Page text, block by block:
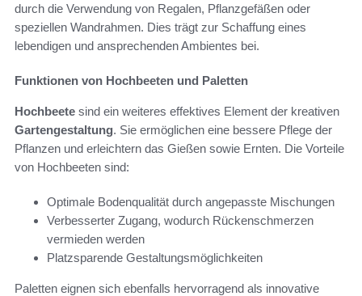
durch die Verwendung von Regalen, Pflanzgefäßen oder
speziellen Wandrahmen. Dies trägt zur Schaffung eines
lebendigen und ansprechenden Ambientes bei.
Funktionen von Hochbeeten und Paletten
Hochbeete sind ein weiteres effektives Element der kreativen
Gartengestaltung. Sie ermöglichen eine bessere Pflege der
Pflanzen und erleichtern das Gießen sowie Ernten. Die Vorteile
von Hochbeeten sind:
Optimale Bodenqualität durch angepasste Mischungen
Verbesserter Zugang, wodurch Rückenschmerzen
vermieden werden
Platzsparende Gestaltungsmöglichkeiten
Paletten eignen sich ebenfalls hervorragend als innovative